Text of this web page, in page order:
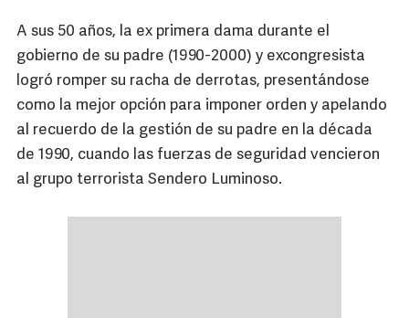
A sus 50 años, la ex primera dama durante el
gobierno de su padre (1990-2000) y excongresista
logró romper su racha de derrotas, presentándose
como la mejor opción para imponer orden y apelando
al recuerdo de la gestión de su padre en la década
de 1990, cuando las fuerzas de seguridad vencieron
al grupo terrorista Sendero Luminoso.